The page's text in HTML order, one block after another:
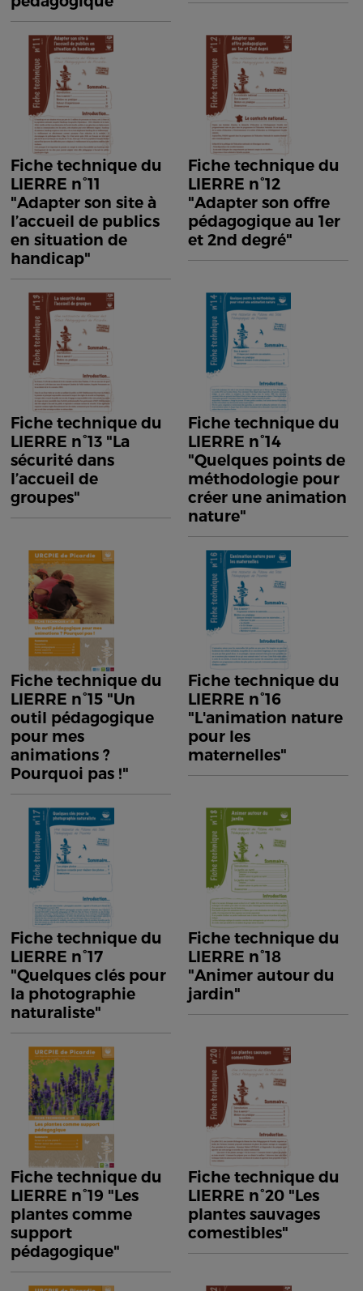
Fiche technique du
LIERRE n°11
"Adapter son site à
l’accueil de publics
en situation de
handicap"
Fiche technique du
LIERRE n°12
"Adapter son offre
pédagogique au 1er
et 2nd degré"
Fiche technique du
LIERRE n°13 "La
sécurité dans
l’accueil de
groupes"
Fiche technique du
LIERRE n°14
"Quelques points de
méthodologie pour
créer une animation
nature"
Fiche technique du
LIERRE n°15 "Un
outil pédagogique
pour mes
animations ?
Pourquoi pas !"
Fiche technique du
LIERRE n°16
"L'animation nature
pour les
maternelles"
Fiche technique du
LIERRE n°17
"Quelques clés pour
la photographie
naturaliste"
Fiche technique du
LIERRE n°18
"Animer autour du
jardin"
Fiche technique du
LIERRE n°19 "Les
plantes comme
support
pédagogique"
Fiche technique du
LIERRE n°20 "Les
plantes sauvages
comestibles"